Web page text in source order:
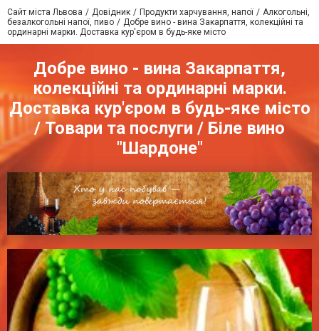
Сайт міста Львова Довідник Продукти харчування, напої
Алкогольні,
безалкогольні напої, пиво
Добре вино - вина Закарпаття, колекційні та
ординарні марки. Доставка кур'єром в будь-яке місто
Добре вино - вина Закарпаття,
колекційні та ординарні марки.
Доставка кур'єром в будь-яке місто
/ Товари та послуги / Біле вино
"Шардоне"